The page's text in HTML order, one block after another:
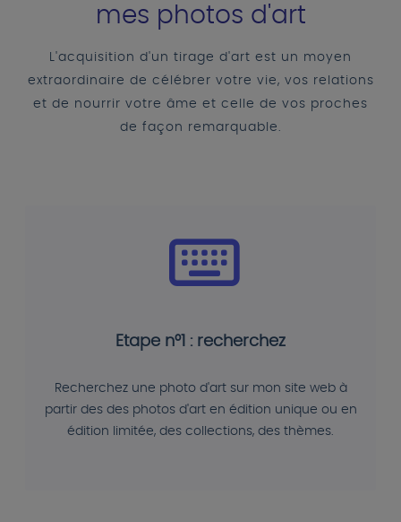
mes photos d'art
L'acquisition d'un tirage d'art est un moyen
extraordinaire de célébrer votre vie, vos relations
et de nourrir votre âme et celle de vos proches
de façon remarquable.
Etape n°1 : recherchez
Recherchez une photo d'art sur mon site web à
partir des des photos d'art en édition unique ou en
édition limitée, des collections, des thèmes.